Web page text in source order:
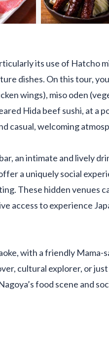
its use of Hatcho
dishes. On this tour,
wings), miso oden
Hida beef sushi, at a
casual, welcoming
an intimate and lively
a uniquely social
These hidden venues
access to experience
with a friendly Mama-
cultural explorer, or
food scene and